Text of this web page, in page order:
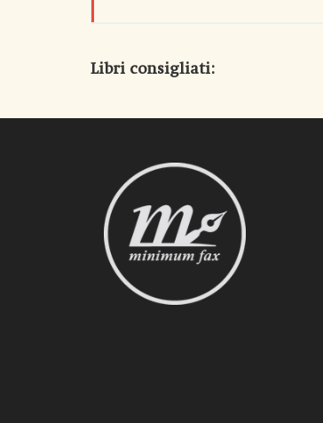
Libri consigliati: